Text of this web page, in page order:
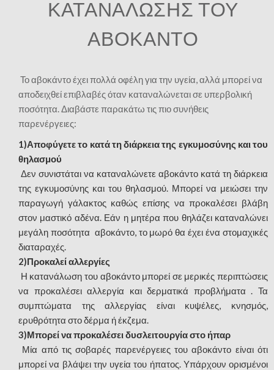
ΚΑΤΑΝΑΛΩΣΗΣ ΤΟΥ
ΑΒΟΚΑΝΤΟ
Το αβοκάντο έχει πολλά οφέλη για την υγεία, αλλά μπορεί να
αποδειχθεί επιβλαβές όταν καταναλώνεται σε υπερβολική
ποσότητα. Διαβάστε παρακάτω τις πιο συνήθεις
παρενέργειες:
1)Αποφύγετε το κατά τη διάρκεια της εγκυμοσύνης και του
θηλασμού
Δεν συνιστάται να καταναλώνετε αβοκάντο κατά τη διάρκεια
της εγκυμοσύνης και του θηλασμού. Μπορεί να μειώσει την
παραγωγή γάλακτος καθώς επίσης να προκαλέσει βλάβη
στον μαστικό αδένα. Εάν η μητέρα που θηλάζει καταναλώνει
μεγάλη ποσότητα αβοκάντο, το μωρό θα έχει ένα στομαχικές
διαταραχές.
2)Προκαλεί αλλεργίες
Η κατανάλωση του αβοκάντο μπορεί σε μερικές περιπτώσεις
να προκαλέσει αλλεργία και δερματικά προβλήματα . Τα
συμπτώματα της αλλεργίας είναι κυψέλες, κνησμός,
ερυθρότητα στο δέρμα ή έκζεμα.
3)Μπορεί να προκαλέσει δυσλειτουργία στο ήπαρ
Μία από τις σοβαρές παρενέργειες του αβοκάντο είναι ότι
μπορεί να βλάψει την υγεία του ήπατος. Υπάρχουν ορισμένοι